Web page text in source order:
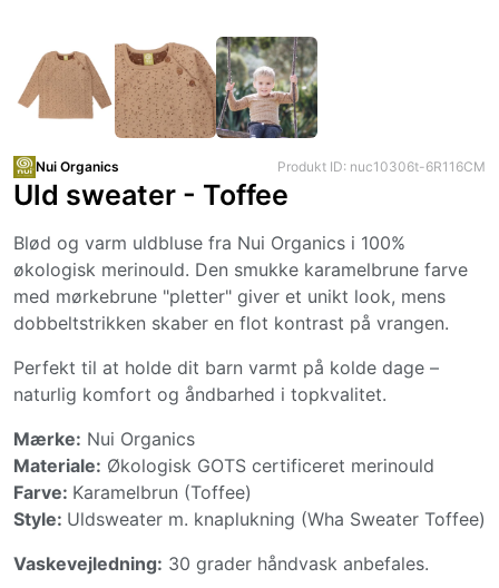
Nui Organics Produkt ID: nuc10306t-6R116CM
Uld sweater - Toffee
Blød og varm uldbluse fra Nui Organics i 100%
økologisk merinould. Den smukke karamelbrune farve
med mørkebrune "pletter" giver et unikt look, mens
dobbeltstrikken skaber en flot kontrast på vrangen.
Perfekt til at holde dit barn varmt på kolde dage –
naturlig komfort og åndbarhed i topkvalitet.
Mærke: Nui Organics
Materiale: Økologisk GOTS certificeret merinould
Farve: Karamelbrun (Toffee)
Style: Uldsweater m. knaplukning (Wha Sweater Toffee)
Vaskevejledning: 30 grader håndvask anbefales.